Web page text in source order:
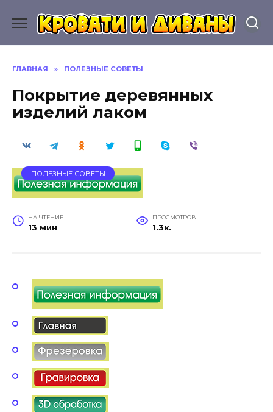
содержанию
ГЛАВНАЯ » ПОЛЕЗНЫЕ СОВЕТЫ
Покрытие деревянных
изделий лаком
ПОЛЕЗНЫЕ СОВЕТЫ
НА ЧТЕНИЕ
13 мин
ПРОСМОТРОВ
1.3к.